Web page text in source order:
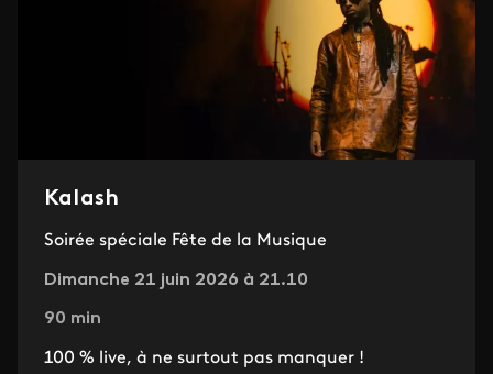
Kalash
Soirée spéciale Fête de la Musique
Dimanche 21 juin 2026 à 21.10
90 min
100 % live, à ne surtout pas manquer !